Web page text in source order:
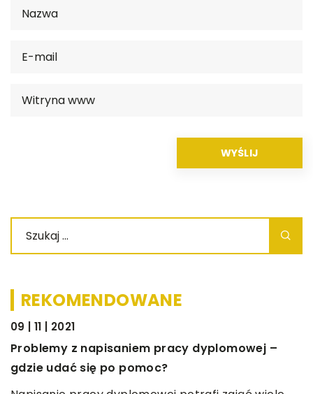
REKOMENDOWANE
ŻYCIE I CZŁOWIEK
09 | 11 | 2021
Problemy z napisaniem pracy dyplomowej –
gdzie udać się po pomoc?